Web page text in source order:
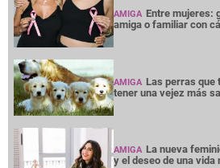
AMIGA Entre mujeres:
amiga o familiar con
AMIGA Las perras que
tener una vejez más
AMIGA La nueva
y el deseo de una vida